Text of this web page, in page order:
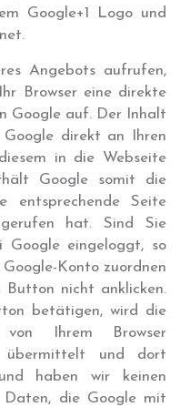
Google+1 Logo und
Angebots aufrufen,
Browser eine direkte
Google auf. Der Inhalt
direkt an Ihren
in die Webseite
Google somit die
entsprechende Seite
hat. Sind Sie
Google eingeloggt, so
Konto zuordnen
Button nicht anklicken.
betätigen, wird die
von Ihrem Browser
übermittelt und dort
haben wir keinen
die Google mit